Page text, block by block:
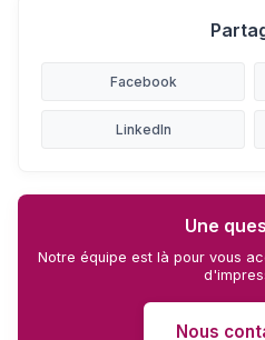
Facebook
LinkedIn
Une
Notre équipe est là pour vous
Nous